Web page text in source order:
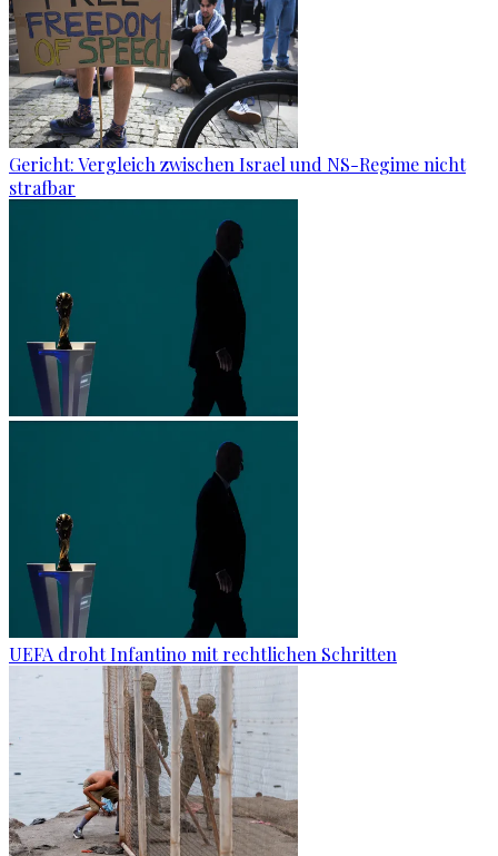
Gericht: Ver­gleich zwi­schen Is­ra­el und NS-Re­gime nicht
straf­bar
UEFA droht Infantino mit rechtlichen Schritten